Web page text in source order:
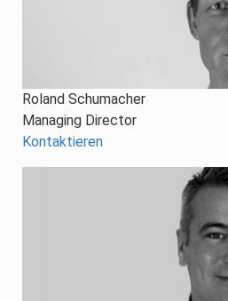
Roland Schumacher
Managing Director
Kontaktieren